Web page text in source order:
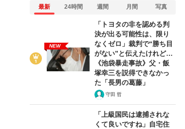
最新 24時間 週間 月間 写真
NEW
「トヨタの非を認める判
決が出る可能性は、限り
なくゼロ」裁判で“勝ち目
がない”と伝えたけれど…
《池袋暴走事故》父・飯
塚幸三を説得できなかっ
た「長男の葛藤」
守田 哲
「上級国民は逮捕されな
くて良いですね」自宅住